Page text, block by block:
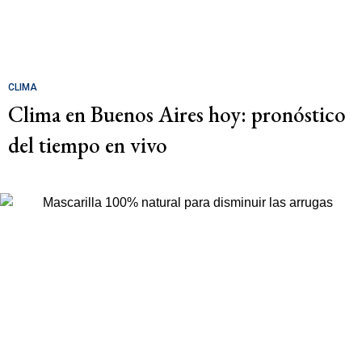
CLIMA
Clima en Buenos Aires hoy: pronóstico
del tiempo en vivo